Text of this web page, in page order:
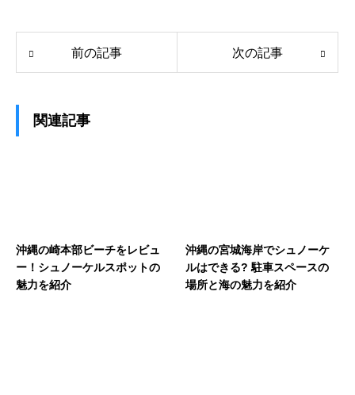
前の記事 次の記事
関連記事
沖縄の崎本部ビーチをレビュ
ー！シュノーケルスポットの
魅力を紹介
沖縄の宮城海岸でシュノーケ
ルはできる? 駐車スペースの
場所と海の魅力を紹介